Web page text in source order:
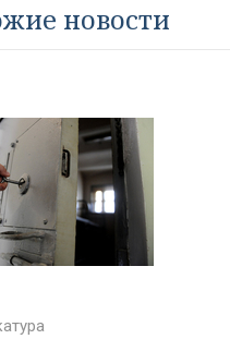
новости